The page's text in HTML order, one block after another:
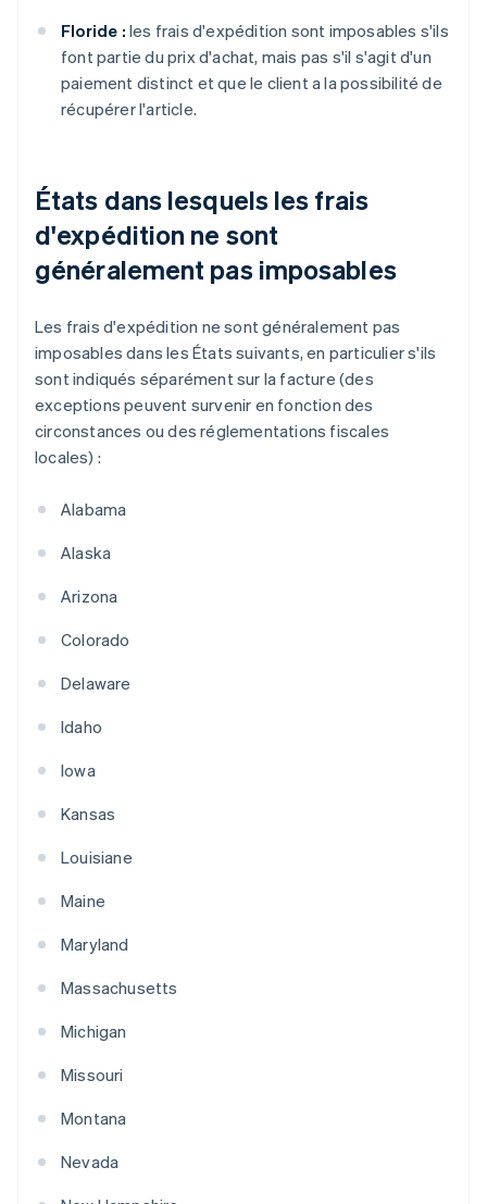
Floride : les frais d'expédition sont imposables s'ils
font partie du prix d'achat, mais pas s'il s'agit d'un
paiement distinct et que le client a la possibilité de
récupérer l'article.
États dans lesquels les frais
d'expédition ne sont
généralement pas imposables
Les frais d'expédition ne sont généralement pas
imposables dans les États suivants, en particulier s'ils
sont indiqués séparément sur la facture (des
exceptions peuvent survenir en fonction des
circonstances ou des réglementations fiscales
locales) :
Alabama
Alaska
Arizona
Colorado
Delaware
Idaho
Iowa
Kansas
Louisiane
Maine
Maryland
Massachusetts
Michigan
Missouri
Montana
Nevada